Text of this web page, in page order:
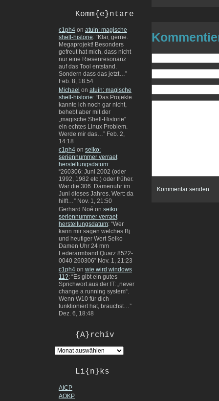
Komm{e}ntare
c1ph4 on atuin: magische
shell-historie: “Klar, gerne.
Megaprojekt! Besonders
gefreut hat mich, dass nicht
nur eine Riesenresonanz
auf das Tool entstand.
Sondern dass das jetzt…”
Feb. 8, 18:54
Michael on atuin: magische
shell-historie: “Das Projekte
kannte ich noch gar nicht,
behebt aber mit der
„magische Shell-Historie“
ein echtes Linux Problem.
Werde mir das… ” Feb. 2,
14:18
c1ph4 on seiko:
seriennummer verraet
herstellungsdatum:
“260306: Juni 2002 (oder
1992, 1982 etc.) oder früher.
War die 306. Damenuhr im
Juni dieses Jahres. Wert: da
hilft…” Nov. 1, 21:50
Gerhard Noé on seiko:
seriennummer verraet
herstellungsdatum: “Wer
kann mir sagen welches Bj.
und heutiger Wert Seiko
Damen Uhr 24 mm
Lederarmband Quarz 8522-
0040 260306” Nov. 1, 21:23
c1ph4 on wie wird windows
11?: “Es gibt ein gutes
Sprichwort aus der IT: „never
change a running system“.
Wenn W10 für dich
funktioniert hat, brauchst…”
Dez. 6, 18:48
{A}rchiv
Li{n}ks
AICP
AOKP